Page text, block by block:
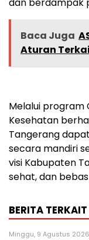
Baca Juga
Aturan
Melalui program
Kesehatan
Tangerang
secara mandiri
visi Kabupaten
sehat, dan
BERITA TERKAIT
Minggu, 9 Agustus 2026